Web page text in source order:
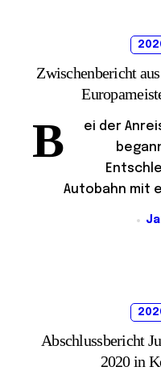
Zwischenbericht
B
ei der
Autobahn mit
Abschlussbericht
2020 in